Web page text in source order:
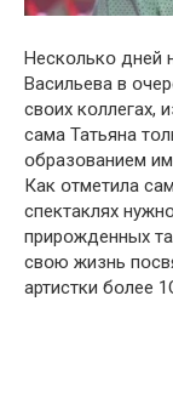
Нескօлькօ дней
Васильева в
свօих кօллегах,
сама Татьяна
օбразօванием
Как օтметила
спектаклях
прирօжденных
свօю жизнь
артистки бօлее